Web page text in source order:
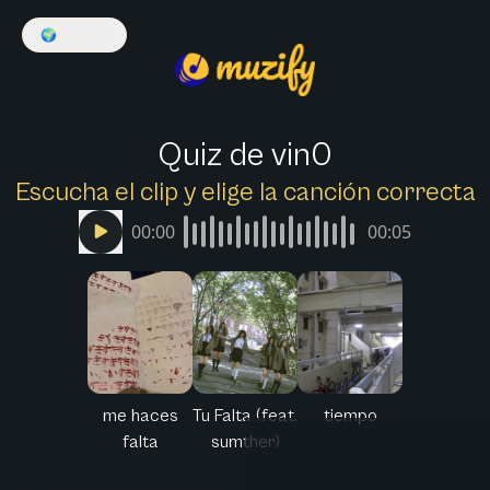
🌍
Quiz de vin0
Escucha el clip y elige la canción correcta
00:00 00:05
me haces
falta
Tu Falta (feat.
sumther)
tiempo